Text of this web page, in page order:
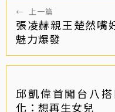
← 上一篇
張凌赫親王楚然嘴
魅力爆發
邱凱偉首闖台八
化：想再生女兒